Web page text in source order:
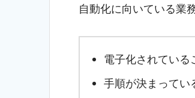
自動化に向いている業
電子化されている
手順が決まってい